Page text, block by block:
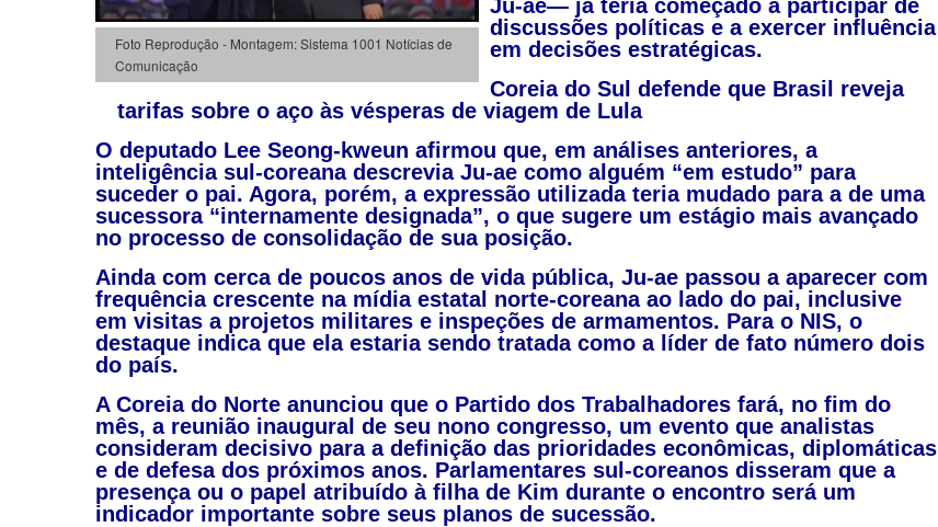
Foto Reprodução - Montagem: Sistema 1001 Notícias de
Comunicação
Ju-ae— já teria começado a participar de
discussões políticas e a exercer influência
em decisões estratégicas.
Coreia do Sul defende que Brasil reveja
tarifas sobre o aço às vésperas de viagem de Lula
O deputado Lee Seong-kweun afirmou que, em análises anteriores, a
inteligência sul-coreana descrevia Ju-ae como alguém “em estudo” para
suceder o pai. Agora, porém, a expressão utilizada teria mudado para a de uma
sucessora “internamente designada”, o que sugere um estágio mais avançado
no processo de consolidação de sua posição.
Ainda com cerca de poucos anos de vida pública, Ju-ae passou a aparecer com
frequência crescente na mídia estatal norte-coreana ao lado do pai, inclusive
em visitas a projetos militares e inspeções de armamentos. Para o NIS, o
destaque indica que ela estaria sendo tratada como a líder de fato número dois
do país.
A Coreia do Norte anunciou que o Partido dos Trabalhadores fará, no fim do
mês, a reunião inaugural de seu nono congresso, um evento que analistas
consideram decisivo para a definição das prioridades econômicas, diplomáticas
e de defesa dos próximos anos. Parlamentares sul-coreanos disseram que a
presença ou o papel atribuído à filha de Kim durante o encontro será um
indicador importante sobre seus planos de sucessão.